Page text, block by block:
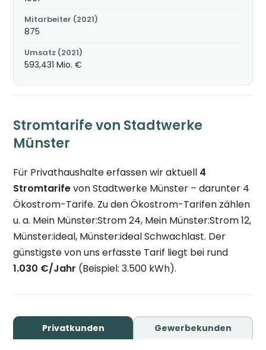
Mitarbeiter (2021)
875
Umsatz (2021)
593,431 Mio. €
Stromtarife von Stadtwerke
Münster
Für Privathaushalte erfassen wir aktuell 4
Stromtarifevon Stadtwerke Münster – darunter 4
Ökostrom-Tarife. Zu den Ökostrom-Tarifen zählen
u. a. Mein Münster:Strom 24, Mein Münster:Strom 12,
Münster:ideal, Münster:ideal Schwachlast. Der
günstigste von uns erfasste Tarif liegt bei rund
1.030 €/Jahr (Beispiel: 3.500 kWh).
Privatkunden Gewerbekunden